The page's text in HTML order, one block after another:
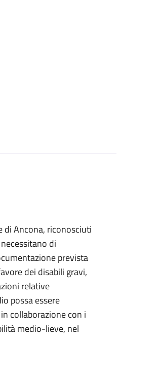
di Ancona, riconosciuti
di
prevista
dei disabili gravi,
relative
possa essere
collaborazione con i
medio-lieve, nel